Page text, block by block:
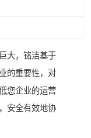
大，铭洁基于
的重要性，对
您企业的运营
安全有效地协